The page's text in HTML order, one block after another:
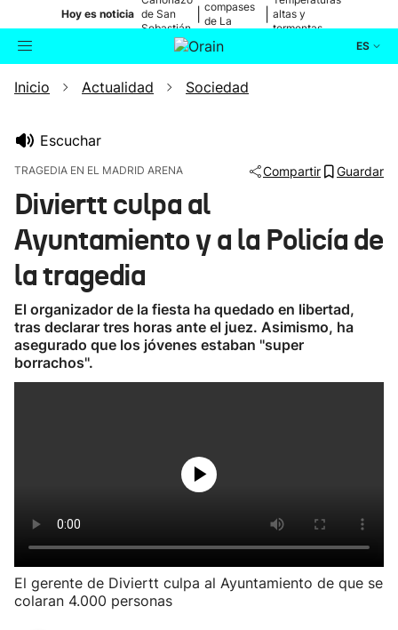
Hoy es noticia de San
Sebastián
compases
de La
altas y
tormentas
ES
Buscador Actualidad
Ikusmiran
Inicio Actualidad Sociedad
Escuchar
TRAGEDIA EN EL MADRID ARENA Compartir Guardar
Diviertt culpa al
Ayuntamiento y a la Policía de
la tragedia
El organizador de la fiesta ha quedado en libertad,
tras declarar tres horas ante el juez. Asimismo, ha
asegurado que los jóvenes estaban ''super
borrachos''.
El gerente de Diviertt culpa al Ayuntamiento de que se
colaran 4.000 personas